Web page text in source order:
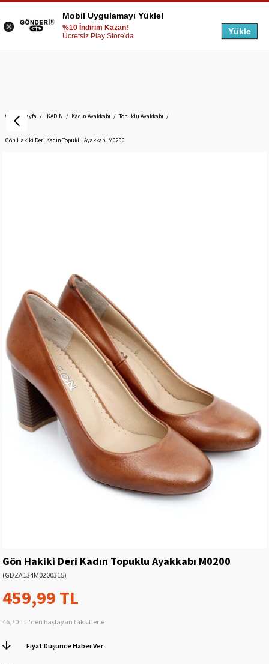
Anasayfa KADIN Kadın Ayakkabı Topuklu Ayakkabı
Gön Hakiki Deri Kadın Topuklu Ayakkabı M0200
Gön Hakiki Deri Kadın Topuklu Ayakkabı M0200
(GDZA134M0200315)
459,99 TL
46,70 TL 'den başlayan taksitlerle
Fiyat Düşünce Haber Ver
Mobil Uygulamayı Yükle!
%10 İndirim Kazan!
Ücretsiz Play Store'da
Yükle